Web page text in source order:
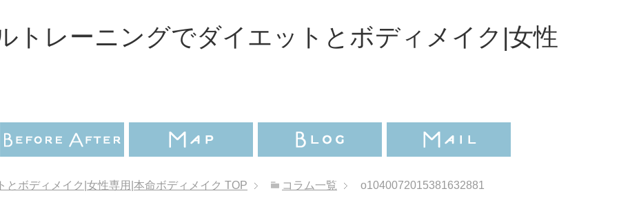
トレーニングでダイエットとボディメイク|女性
ボディメイク|女性専用|本命ボディメイク TOP コラム一覧 o1040072015381632881